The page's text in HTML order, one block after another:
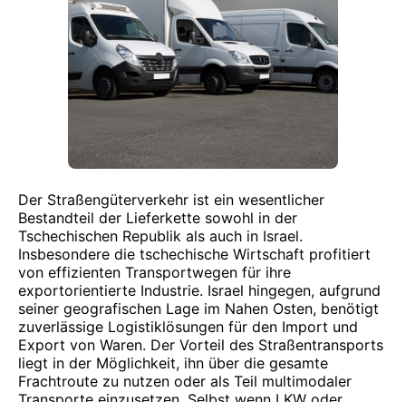
Der Straßengüterverkehr ist ein wesentlicher
Bestandteil der Lieferkette sowohl in der
Tschechischen Republik als auch in Israel.
Insbesondere die tschechische Wirtschaft profitiert
von effizienten Transportwegen für ihre
exportorientierte Industrie. Israel hingegen, aufgrund
seiner geografischen Lage im Nahen Osten, benötigt
zuverlässige Logistiklösungen für den Import und
Export von Waren. Der Vorteil des Straßentransports
liegt in der Möglichkeit, ihn über die gesamte
Frachtroute zu nutzen oder als Teil multimodaler